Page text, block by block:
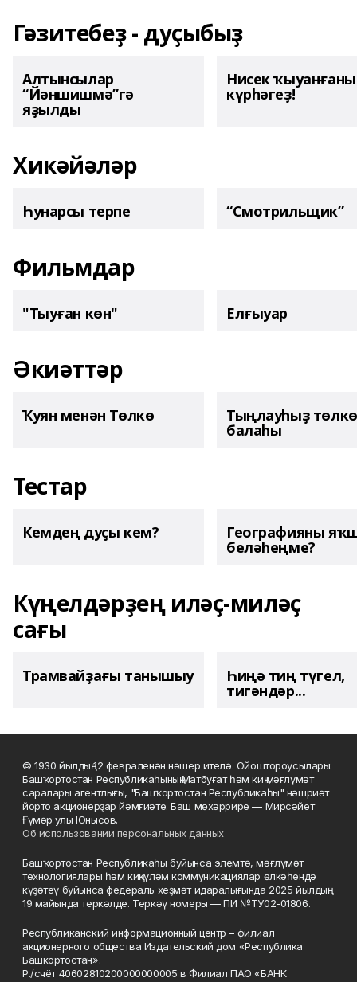
Гәзитебеҙ - дуҫыбыҙ
Алтынсылар
“Йәншишмә”гә
яҙылды
Нисек
күрһәгеҙ!
Хикәйәләр
Һунарсы терпе “Смотрильщик”
Фильмдар
"Тыуған көн" Елғыуар
Әкиәттәр
Ҡуян менән Төлкө Тыңлауһыҙ төлкө
балаһы
Тестар
Кемдең дуҫы кем? Географияны
беләһеңме?
Күңелдәрҙең иләҫ-миләҫ
сағы
Трамвайҙағы танышыу Һиңә тиң түгел,
тигәндәр...
© 1930 йылдың 12 февраленән нәшер ителә. Ойоштороусылары:
Башҡортостан Республикаһының Матбуғат һәм киң мәғлүмәт
саралары агентлығы, "Башҡортостан Республикаһы" нәшриәт
йорто акционерҙар йәмғиәте. Баш мөхәррире — Мирсәйет
Ғүмәр улы Юнысов.
Об использовании персональных данных
Башҡортостан Республикаһы буйынса элемтә, мәғлүмәт
технологиялары һәм киңкүләм коммуникациялар өлкәһендә
күҙәтеү буйынса федераль хеҙмәт идаралығында 2025 йылдың
19 майында теркәлде. Теркәү номеры — ПИ №ТУ02-01806.
Республиканский информационный центр – филиал
акционерного общества Издательский дом «Республика
Башкортостан».
Р./счёт 40602810200000000005 в Филиал ПАО «БАНК